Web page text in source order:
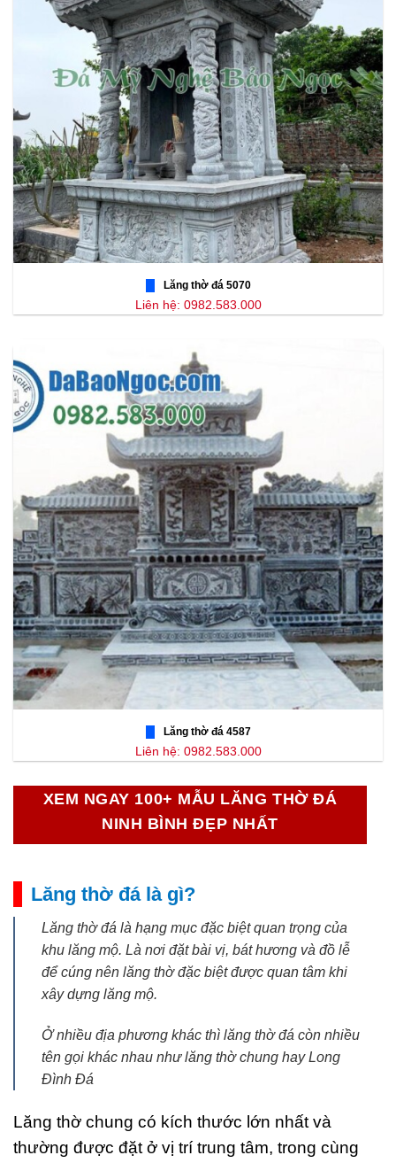
Lăng thờ đá 5070
Liên hệ: 0982.583.000
Lăng thờ đá 4587
Liên hệ: 0982.583.000
XEM NGAY 100+ MẪU LĂNG THỜ ĐÁ
NINH BÌNH ĐẸP NHẤT
Lăng thờ đá là gì?
Lăng thờ đá là hạng mục đặc biệt quan trọng của
khu lăng mộ. Là nơi đặt bài vị, bát hương và đồ lễ
để cúng nên lăng thờ đặc biệt được quan tâm khi
xây dựng lăng mộ.
Ở nhiều địa phương khác thì lăng thờ đá còn nhiều
tên gọi khác nhau như lăng thờ chung hay Long
Đình Đá
Lăng thờ chung có kích thước lớn nhất và
thường được đặt ở vị trí trung tâm, trong cùng